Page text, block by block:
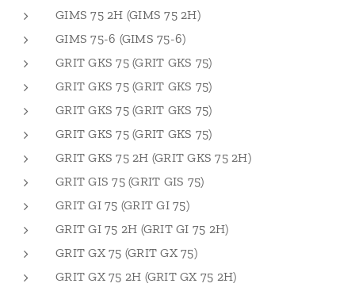
GIMS 75 2H (GIMS 75 2H)
GIMS 75-6 (GIMS 75-6)
GRIT GKS 75 (GRIT GKS 75)
GRIT GKS 75 (GRIT GKS 75)
GRIT GKS 75 (GRIT GKS 75)
GRIT GKS 75 (GRIT GKS 75)
GRIT GKS 75 2H (GRIT GKS 75 2H)
GRIT GIS 75 (GRIT GIS 75)
GRIT GI 75 (GRIT GI 75)
GRIT GI 75 2H (GRIT GI 75 2H)
GRIT GX 75 (GRIT GX 75)
GRIT GX 75 2H (GRIT GX 75 2H)